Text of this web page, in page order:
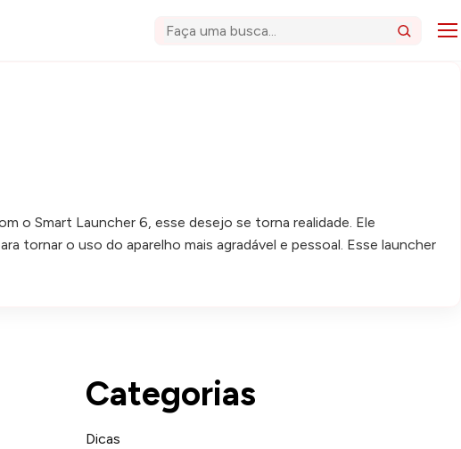
Buscar
o Smart Launcher 6, esse desejo se torna realidade. Ele
tornar o uso do aparelho mais agradável e pessoal. Esse launcher
Categorias
Dicas